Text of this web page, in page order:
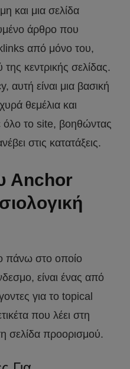
και μια σελίδα
άρθρο που
από μόνο του,
κεντρικής σελίδας.
είναι μια βασική
θεμέλια και
όλο το site, βοηθώντας
στις κατατάξεις.
Anchor
πάνω στο οποίο
είναι ένας από
για το topical
που λέει στη
σελίδα προορισμού.